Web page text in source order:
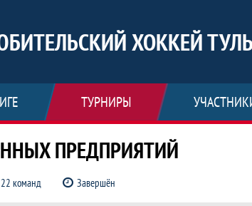
ХОККЕЙ
ТУРНИРЫ
ПРЕДПРИЯТИЙ
22 команд Завершён